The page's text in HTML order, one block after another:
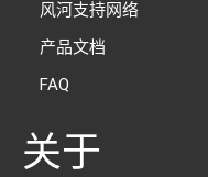
风河支持网络
产品文档
FAQ
关于